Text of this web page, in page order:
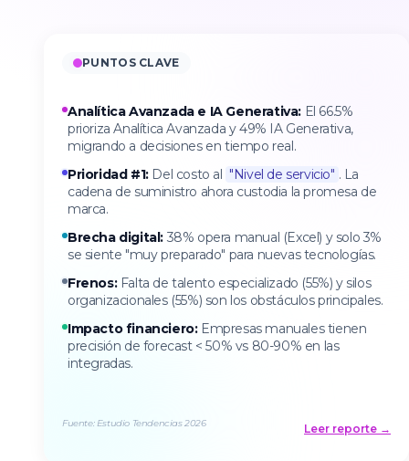
PUNTOS CLAVE
Analítica Avanzada e IA Generativa: El 66.5%
prioriza Analítica Avanzada y 49% IA Generativa,
migrando a decisiones en tiempo real.
Prioridad #1:Del costo al "Nivel de servicio" . La
cadena de suministro ahora custodia la promesa de
marca.
Brecha digital: 38% opera manual (Excel) y solo 3%
se siente "muy preparado" para nuevas tecnologías.
Frenos:Falta de talento especializado (55%) y silos
organizacionales (55%) son los obstáculos principales.
Impacto financiero:Empresas manuales tienen
precisión de forecast < 50% vs 80-90% en las
integradas.
Fuente: Estudio Tendencias 2026 Leer reporte →